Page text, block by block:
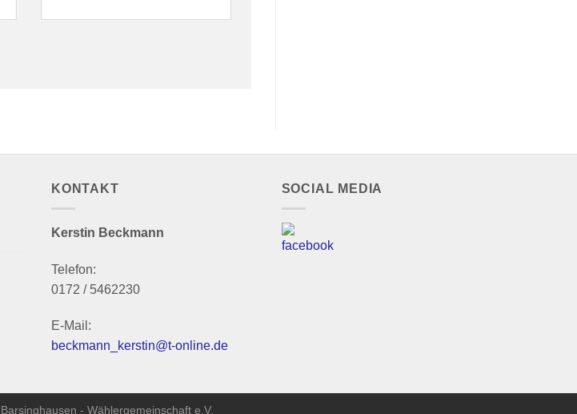
KONTAKT
Kerstin Beckmann
Telefon:
0172 / 5462230
E-Mail:
beckmann_kerstin@t-online.de
SOCIAL MEDIA
- Wählergemeinschaft e.V.